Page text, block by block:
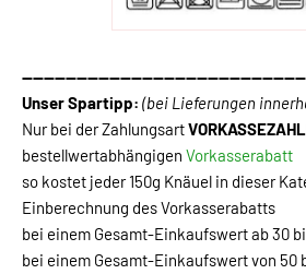
Unser Spartipp: (bei Lieferungen
Nur bei der Zahlungsart
bestellwertabhängigen Vorkasserabatt
so kostet jeder 150g Knäuel in dieser
Einberechnung des Vorkasserabatts
bei einem Gesamt-Einkaufswert ab 30
bei einem Gesamt-Einkaufswert von 50